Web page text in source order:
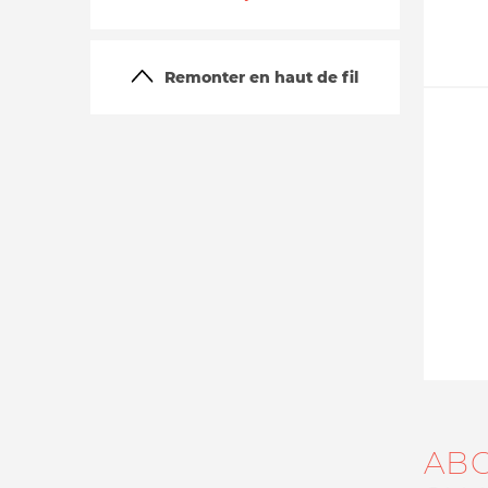
Remonter en haut de fil